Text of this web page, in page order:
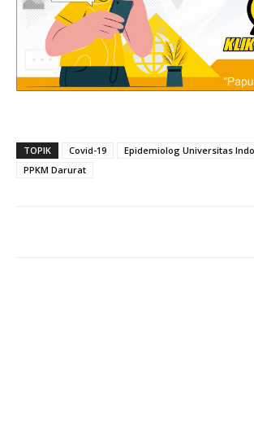
TOPIK Covid-19
Epidemiolog Universitas
PPKM Darurat